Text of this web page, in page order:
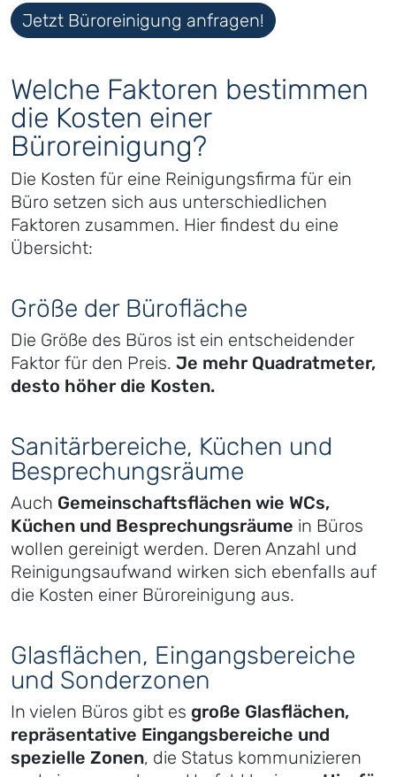
Jetzt Büroreinigung anfragen!
Welche Faktoren bestimmen
die Kosten einer
Büroreinigung?
Die Kosten für eine Reinigungsfirma für ein
Büro setzen sich aus unterschiedlichen
Faktoren zusammen. Hier findest du eine
Übersicht:
Größe der Bürofläche
Die Größe des Büros ist ein entscheidender
Faktor für den Preis. Je mehr Quadratmeter,
desto höher die Kosten.
Sanitärbereiche, Küchen und
Besprechungsräume
Auch Gemeinschaftsflächen wie WCs,
Küchen und Besprechungsräume in Büros
wollen gereinigt werden. Deren Anzahl und
Reinigungsaufwand wirken sich ebenfalls auf
die Kosten einer Büroreinigung aus.
Glasflächen, Eingangsbereiche
und Sonderzonen
In vielen Büros gibt es große Glasflächen,
repräsentative Eingangsbereiche und
spezielle Zonen, die Status kommunizieren